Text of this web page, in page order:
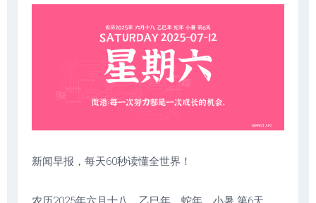
新闻早报，每天60秒读懂全世界！